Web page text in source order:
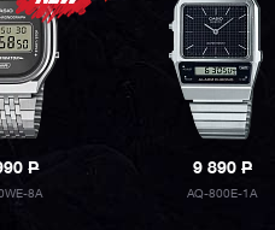
P
8A
9 890 P
AQ-800E-1A